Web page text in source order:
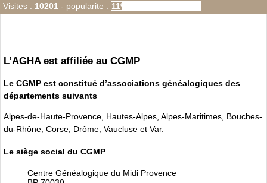
Visites : 10201 - popularite : 11%
L’AGHA est affiliée au CGMP
Le CGMP est constitué d’associations généalogiques des
départements suivants
Alpes-de-Haute-Provence, Hautes-Alpes, Alpes-Maritimes, Bouches-
du-Rhône, Corse, Drôme, Vaucluse et Var.
Le siège social du CGMP
Centre Généalogique du Midi Provence